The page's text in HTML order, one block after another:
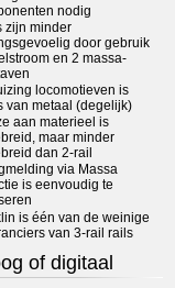
nodig
zijn minder
door gebruik
en 2 massa-
locomotieven is
van metaal (degelijk)
aan materieel is
maar minder
dan 2-rail
via Massa
is eenvoudig te
is één van de weinige
van 3-rail rails
of digitaal